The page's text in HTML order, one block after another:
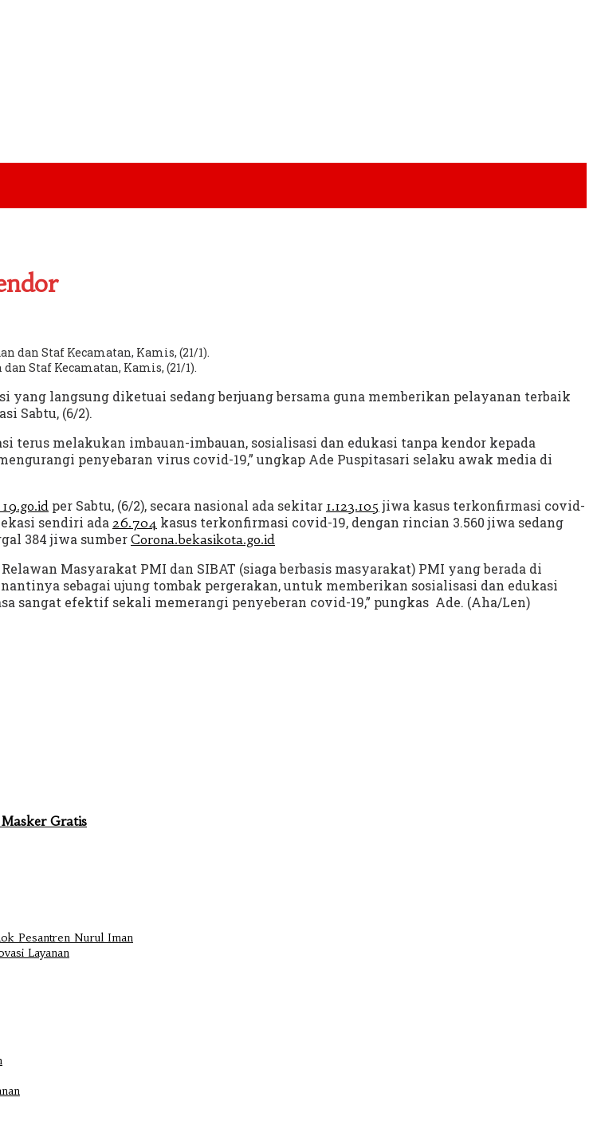
Staf Kecamatan, Kamis, (21/1).
yang langsung diketuai sedang berjuang bersama guna memberikan pelayanan terbaik
Sabtu, (6/2).
terus melakukan imbauan-imbauan, sosialisasi dan edukasi tanpa kendor kepada
penyebaran virus covid-19,” ungkap Ade Puspitasari selaku awak media di
per Sabtu, (6/2), secara nasional ada sekitar 1.123.105 jiwa kasus terkonfirmasi covid-
sendiri ada 26.704 kasus terkonfirmasi covid-19, dengan rincian 3.560 jiwa sedang
384 jiwa sumber Corona.bekasikota.go.id
Masyarakat PMI dan SIBAT (siaga berbasis masyarakat) PMI yang berada di
sebagai ujung tombak pergerakan, untuk memberikan sosialisasi dan edukasi
sangat efektif sekali memerangi penyeberan covid-19,” pungkas Ade. (Aha/Len)
Gratis
Pesantren Nurul Iman
Layanan